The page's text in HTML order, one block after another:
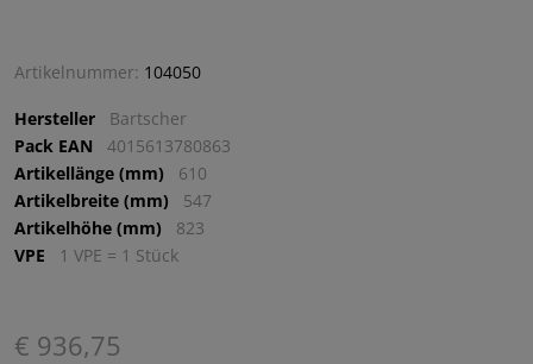
Artikelnummer: 104050
Hersteller
Bartscher
Pack EAN
4015613780863
Artikellänge (mm)
610
Artikelbreite (mm)
547
Artikelhöhe (mm)
823
VPE
1 VPE = 1 Stück
€ 936,75